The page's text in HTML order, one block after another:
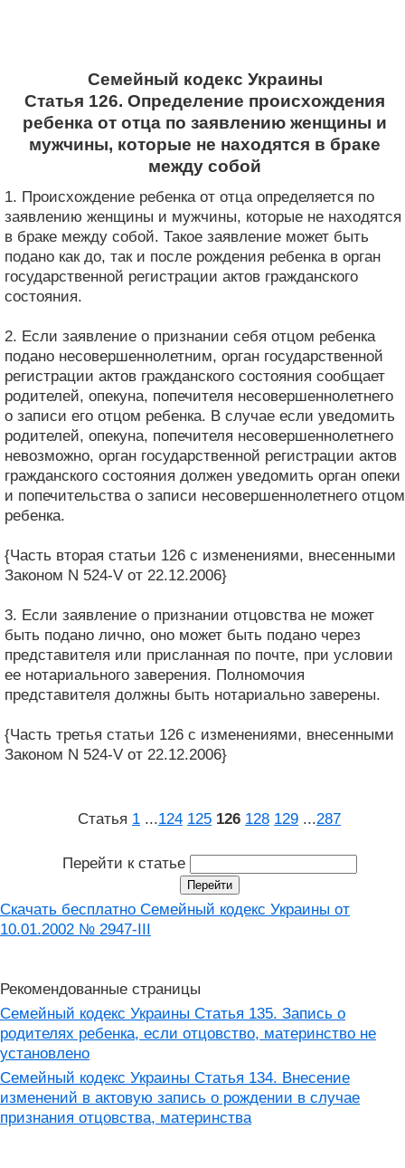
Семейный кодекс Украины
Статья 126. Определение происхождения
ребенка от отца по заявлению женщины и
мужчины, которые не находятся в браке
между собой
1. Происхождение ребенка от отца определяется по
заявлению женщины и мужчины, которые не находятся
в браке между собой. Такое заявление может быть
подано как до, так и после рождения ребенка в орган
государственной регистрации актов гражданского
состояния.
2. Если заявление о признании себя отцом ребенка
подано несовершеннолетним, орган государственной
регистрации актов гражданского состояния сообщает
родителей, опекуна, попечителя несовершеннолетнего
о записи его отцом ребенка. В случае если уведомить
родителей, опекуна, попечителя несовершеннолетнего
невозможно, орган государственной регистрации актов
гражданского состояния должен уведомить орган опеки
и попечительства о записи несовершеннолетнего отцом
ребенка.
{Часть вторая статьи 126 с изменениями, внесенными
Законом N 524-V от 22.12.2006}
3. Если заявление о признании отцовства не может
быть подано лично, оно может быть подано через
представителя или присланная по почте, при условии
ее нотариального заверения. Полномочия
представителя должны быть нотариально заверены.
{Часть третья статьи 126 с изменениями, внесенными
Законом N 524-V от 22.12.2006}
Статья 1 ...124 125 126 128 129 ...287
Перейти к статье
Скачать бесплатно Семейный кодекс Украины от
10.01.2002 № 2947-III
Рекомендованные страницы
Семейный кодекс Украины Статья 135. Запись о
родителях ребенка, если отцовство, материнство не
установлено
Семейный кодекс Украины Статья 134. Внесение
изменений в актовую запись о рождении в случае
признания отцовства, материнства